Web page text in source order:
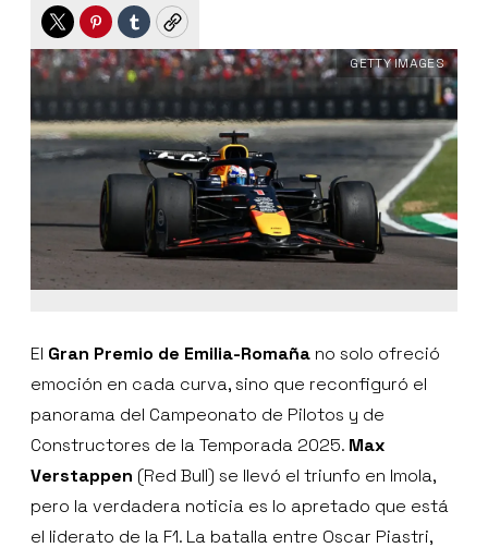
TwitterPinterest
TumblrCopy
GETTY IMAGES
El Gran Premio de Emilia-Romaña no solo ofreció
emoción en cada curva, sino que reconfiguró el
panorama del Campeonato de Pilotos y de
Constructores de la Temporada 2025. Max
Verstappen (Red Bull) se llevó el triunfo en Imola,
pero la verdadera noticia es lo apretado que está
el liderato de la F1. La batalla entre Oscar Piastri,